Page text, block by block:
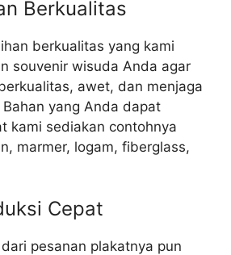
Berkualitas
berkualitas yang kami
souvenir wisuda Anda agar
awet, dan menjaga
yang Anda dapat
kami sediakan contohnya
marmer, logam, fiberglass,
Cepat
pesanan plakatnya pun